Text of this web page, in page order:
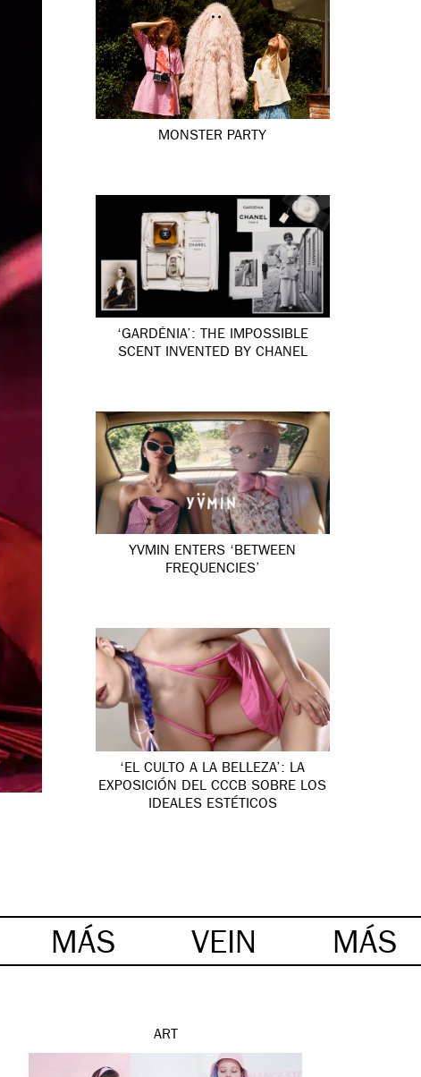
MONSTER PARTY
‘GARDÉNIA’: THE IMPOSSIBLE
SCENT INVENTED BY CHANEL
YVMIN ENTERS ‘BETWEEN
FREQUENCIES’
‘EL CULTO A LA BELLEZA’: LA
EXPOSICIÓN DEL CCCB SOBRE LOS
IDEALES ESTÉTICOS
MÁS VEIN MÁS
ART